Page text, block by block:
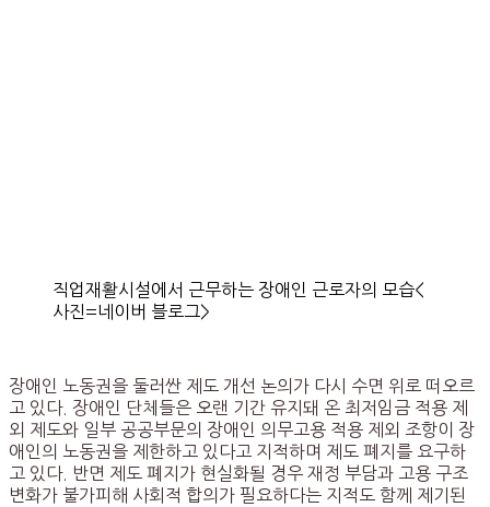
직업재활시설에서 근무하는 장애인 근로자의 모습<
사진=네이버 블로그>
장애인 노동권을 둘러싼 제도 개선 논의가 다시 수면 위로 떠오르
고 있다. 장애인 단체들은 오랜 기간 유지돼 온 최저임금 적용 제
외 제도와 일부 공공부문의 장애인 의무고용 적용 제외 조항이 장
애인의 노동권을 제한하고 있다고 지적하며 제도 폐지를 요구하
고 있다. 반면 제도 폐지가 현실화될 경우 재정 부담과 고용 구조
변화가 불가피해 사회적 합의가 필요하다는 지적도 함께 제기된